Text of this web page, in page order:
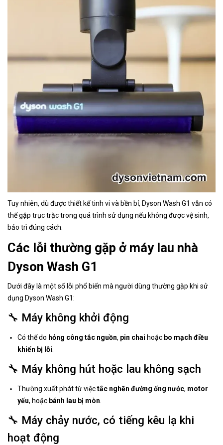
Tuy nhiên, dù được thiết kế tinh vi và bền bỉ, Dyson Wash G1 vẫn có
thể gặp trục trặc trong quá trình sử dụng nếu không được vệ sinh,
bảo trì đúng cách.
Các lỗi thường gặp ở máy lau nhà
Dyson Wash G1
Dưới đây là một số lỗi phổ biến mà người dùng thường gặp khi sử
dụng Dyson Wash G1:
🔧 Máy không khởi động
Có thể do hỏng công tắc nguồn, pin chai hoặc bo mạch điều
khiển bị lỗi.
🔧 Máy không hút hoặc lau không sạch
Thường xuất phát từ việctắc nghẽn đường ống nước, motor
yếu, hoặc bánh lau bị mòn.
🔧 Máy chảy nước, có tiếng kêu lạ khi
hoạt động